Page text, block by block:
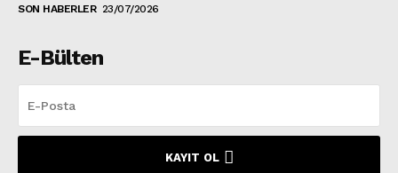
SON HABERLER 23/07/2026
E-Bülten
KAYIT OL